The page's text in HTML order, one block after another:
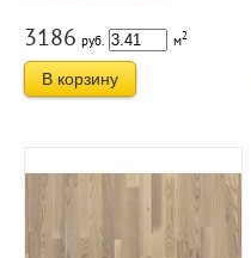
3186 руб. м2
В корзину